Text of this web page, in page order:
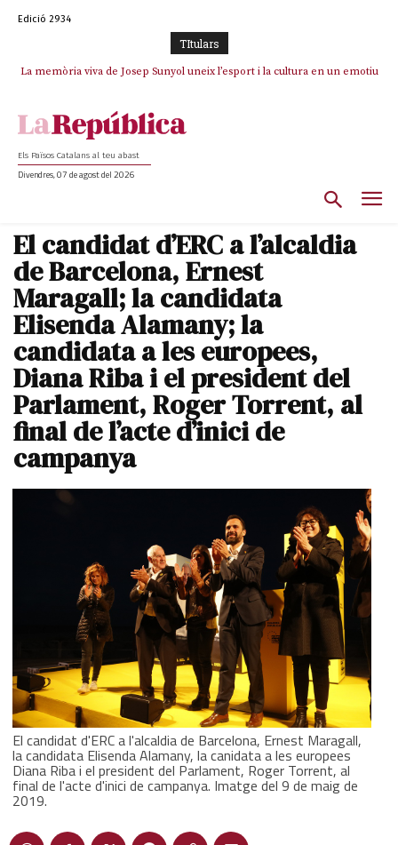
Edició 2934
TItulars
La memòria viva de Josep Sunyol uneix l’esport i la cultura en un emotiu
La “dignitat” a mitges de Marc Puigtió: renuncia a Girona pels àudios però
Els Països Catalans al teu abast
Divendres, 07 de agost del 2026
El candidat d’ERC a l’alcaldia
de Barcelona, Ernest
Maragall; la candidata
Elisenda Alamany; la
candidata a les europees,
Diana Riba i el president del
Parlament, Roger Torrent, al
final de l’acte d’inici de
campanya
El candidat d'ERC a l'alcaldia de Barcelona, Ernest Maragall,
la candidata Elisenda Alamany, la canidata a les europees
Diana Riba i el president del Parlament, Roger Torrent, al
final de l'acte d'inici de campanya. Imatge del 9 de maig de
2019.